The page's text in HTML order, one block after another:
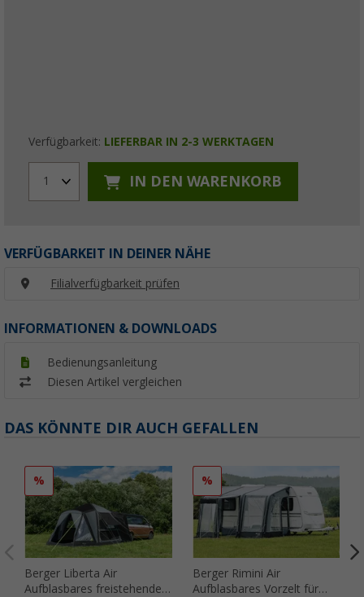
Verfügbarkeit: LIEFERBAR IN 2-3 WERKTAGEN
1 IN DEN WARENKORB
VERFÜGBARKEIT IN DEINER NÄHE
Filialverfügbarkeit prüfen
INFORMATIONEN & DOWNLOADS
Bedienungsanleitung
Diesen Artikel vergleichen
DAS KÖNNTE DIR AUCH GEFALLEN
%
Berger Liberta Air
Aufblasbares freistehendes
%
Berger Rimini Air
Aufblasbares Vorzelt für